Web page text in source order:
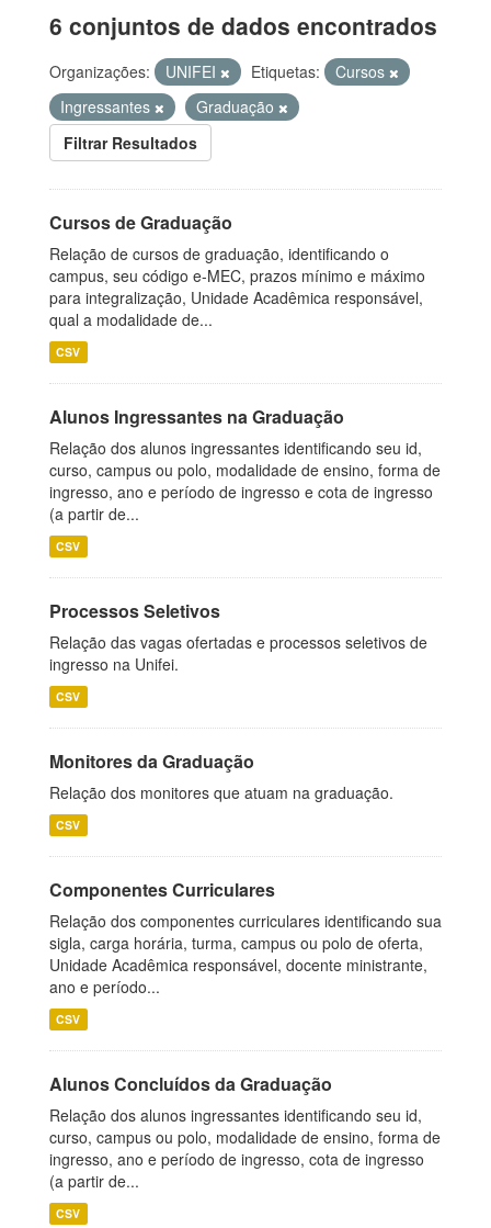
6 conjuntos de dados encontrados
Organizações: UNIFEI Etiquetas:
Cursos
Ingressantes
Graduação
Filtrar Resultados
Cursos de Graduação
Relação de cursos de graduação, identificando o
campus, seu código e-MEC, prazos mínimo e máximo
para integralização, Unidade Acadêmica responsável,
qual a modalidade de...
CSV
Alunos Ingressantes na Graduação
Relação dos alunos ingressantes identificando seu id,
curso, campus ou polo, modalidade de ensino, forma de
ingresso, ano e período de ingresso e cota de ingresso
(a partir de...
CSV
Processos Seletivos
Relação das vagas ofertadas e processos seletivos de
ingresso na Unifei.
CSV
Monitores da Graduação
Relação dos monitores que atuam na graduação.
CSV
Componentes Curriculares
Relação dos componentes curriculares identificando sua
sigla, carga horária, turma, campus ou polo de oferta,
Unidade Acadêmica responsável, docente ministrante,
ano e período...
CSV
Alunos Concluídos da Graduação
Relação dos alunos ingressantes identificando seu id,
curso, campus ou polo, modalidade de ensino, forma de
ingresso, ano e período de ingresso, cota de ingresso
(a partir de...
CSV